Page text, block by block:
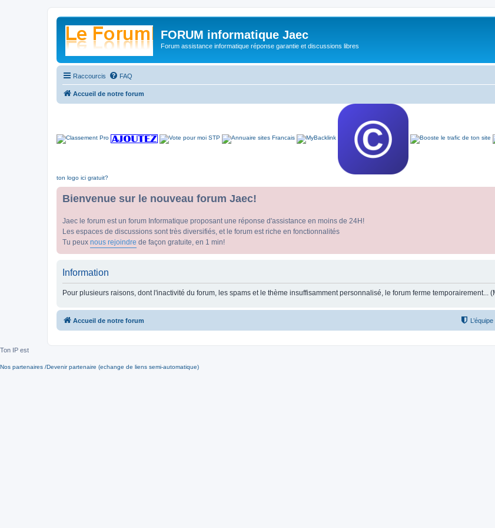
FORUM informatique Jaec
Forum assistance informatique réponse garantie et discussions libres
Raccourcis FAQ
Accueil de notre forum
ton logo ici gratuit?
Bienvenue sur le nouveau forum Jaec!
Jaec le forum est un forum Informatique proposant une réponse d'assistance en moins de 24H!
Les espaces de discussions sont très diversifiés, et le forum est riche en fonctionnalités
Tu peux nous rejoindre de façon gratuite, en 1 min!
Information
Pour plusieurs raisons, dont l'inactivité du forum, les spams et le thème insuffisamment personnalisé, le forum ferme temporairement...
Accueil de notre forum L’équipe
Ton IP est
Nos partenaires /Devenir partenaire (echange de liens semi-automatique)